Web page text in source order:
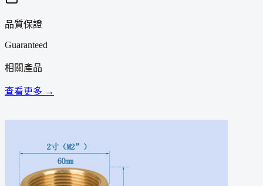
品質保證
Guaranteed
相關產品
查看更多 →